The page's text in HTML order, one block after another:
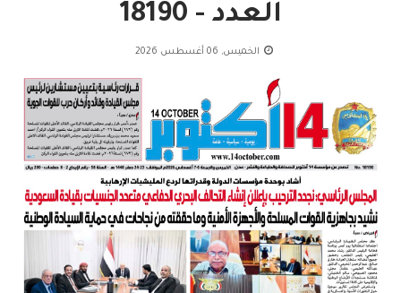
العدد - 18190
الخميس, 06 أغسطس 2026